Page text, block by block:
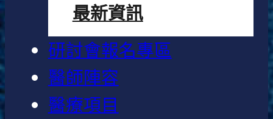
最新資訊
研討會報名專區
醫師陣容
醫療項目